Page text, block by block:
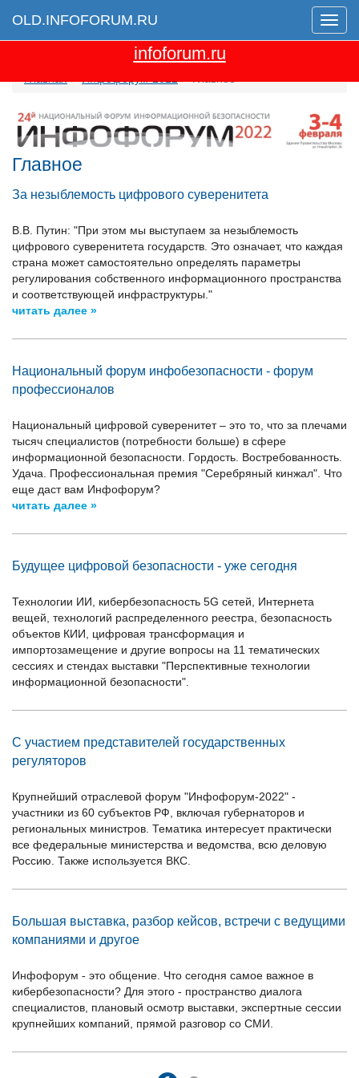
Меню
OLD.INFOFORUM.RU
Перейти на новую версию сайта
infoforum.ru
Главное
За незыблемость цифрового суверенитета
В.В. Путин: "При этом мы выступаем за незыблемость
цифрового суверенитета государств. Это означает, что каждая
страна может самостоятельно определять параметры
регулирования собственного информационного пространства
и соответствующей инфраструктуры."
читать далее »
Национальный форум инфобезопасности - форум
профессионалов
Национальный цифровой суверенитет – это то, что за плечами
тысяч специалистов (потребности больше) в сфере
информационной безопасности. Гордость. Востребованность.
Удача. Профессиональная премия "Серебряный кинжал". Что
еще даст вам Инфофорум?
читать далее »
Будущее цифровой безопасности - уже сегодня
Технологии ИИ, кибербезопасность 5G сетей, Интернета
вещей, технологий распределенного реестра, безопасность
объектов КИИ, цифровая трансформация и
импортозамещение и другие вопросы на 11 тематических
сессиях и стендах выставки "Перспективные технологии
информационной безопасности".
С участием представителей государственных
регуляторов
Крупнейший отраслевой форум "Инфофорум-2022" -
участники из 60 субъектов РФ, включая губернаторов и
региональных министров. Тематика интересует практически
все федеральные министерства и ведомства, всю деловую
Россию. Также используется ВКС.
Большая выставка, разбор кейсов, встречи с ведущими
компаниями и другое
Инфофорум - это общение. Что сегодня самое важное в
кибербезопасности? Для этого - пространство диалога
специалистов, плановый осмотр выставки, экспертные сессии
крупнейших компаний, прямой разговор со СМИ.